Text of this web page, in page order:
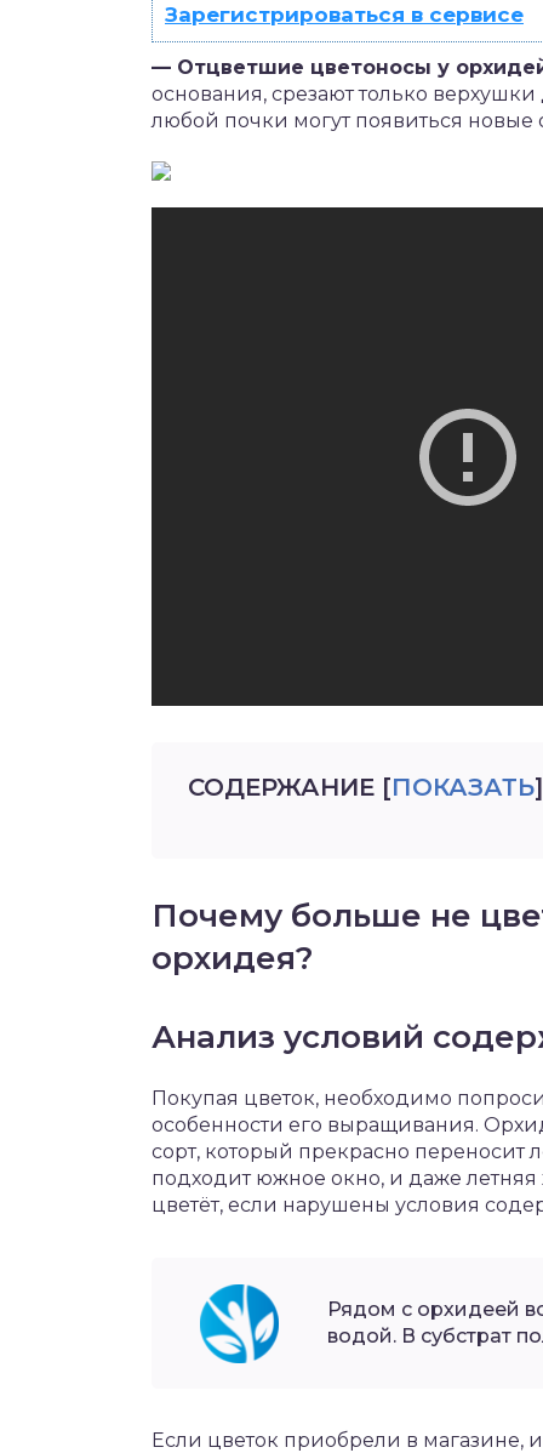
Зарегистрироваться в сервисе
— Отцветшие цветоносы у
основания, срезают только
любой почки могут появиться новые
СОДЕРЖАНИЕ [ПОКАЗАТЬ]
Почему больше не
орхидея?
Анализ условий
Покупая цветок, необходимо
особенности его выращивания.
сорт, который прекрасно переносит
подходит южное окно, и даже
цветёт, если нарушены условия
Рядом с орхидеей
водой. В субстрат
Если цветок приобрели в магазине,